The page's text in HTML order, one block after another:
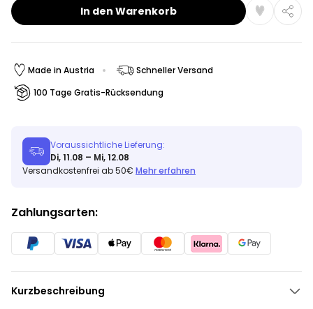
In den Warenkorb
Made in Austria
Schneller Versand
100 Tage Gratis-Rücksendung
Voraussichtliche Lieferung:
Di, 11.08 – Mi, 12.08
Versandkostenfrei ab 50€ Mehr erfahren
Zahlungsarten:
Kurzbeschreibung